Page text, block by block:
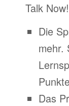
Talk
Die
mehr.
Das